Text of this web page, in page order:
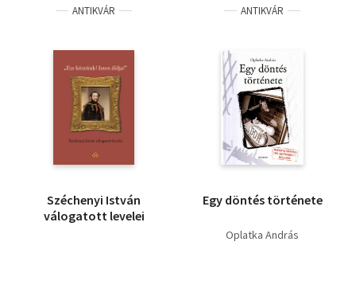
ANTIKVÁR
Széchenyi István
válogatott levelei
ANTIKVÁR
Egy döntés története
Oplatka András